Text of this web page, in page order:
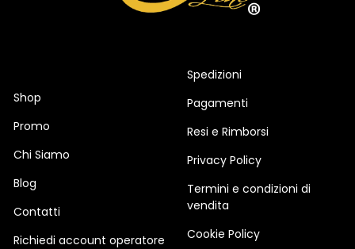
Shop
Promo
Chi Siamo
Blog
Contatti
Richiedi account operatore
Spedizioni
Pagamenti
Resi e Rimborsi
Privacy Policy
Termini e condizioni di
vendita
Cookie Policy